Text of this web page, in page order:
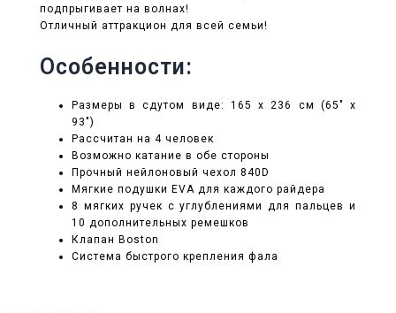
подпрыгивает на волнах!
Отличный аттракцион для всей семьи!
Особенности:
Размеры в сдутом виде: 165 х 236 см (65″ x
93″)
Рассчитан на 4 человек
Возможно катание в обе стороны
Прочный нейлоновый чехол 840D
Мягкие подушки EVA для каждого райдера
8 мягких ручек с углублениями для пальцев и
10 дополнительных ремешков
Клапан Boston
Система быстрого крепления фала